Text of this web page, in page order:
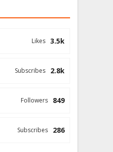
3.5k
Likes
2.8k
Subscribes
849
Followers
286
Subscribes